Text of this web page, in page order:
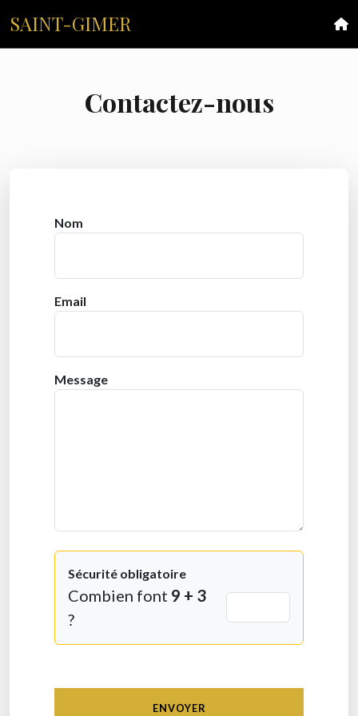
SAINT-GIMER
Contactez-nous
Nom
Email
Message
Sécurité obligatoire
Combien font 9 + 3
?
ENVOYER